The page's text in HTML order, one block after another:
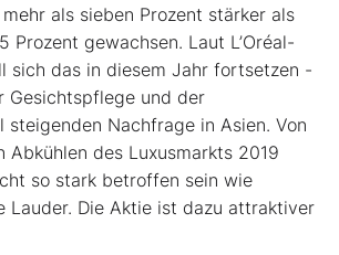
als sieben Prozent stärker als
Prozent gewachsen. Laut L’Oréal-
sich das in diesem Jahr fortsetzen -
Gesichtspflege und der
steigenden Nachfrage in Asien. Von
Abkühlen des ­Luxusmarkts 2019
so stark betroffen sein wie
Lauder. Die Aktie ist dazu attraktiver